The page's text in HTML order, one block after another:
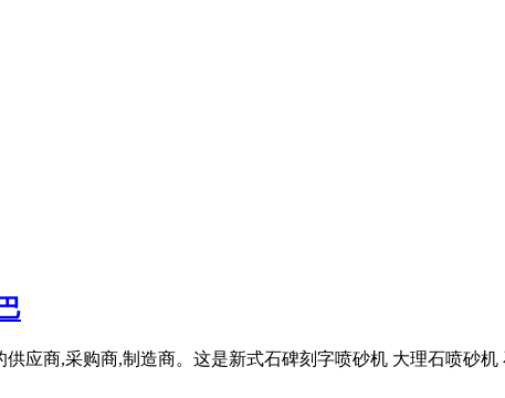
应商,采购商,制造商。这是新式石碑刻字喷砂机 大理石喷砂机